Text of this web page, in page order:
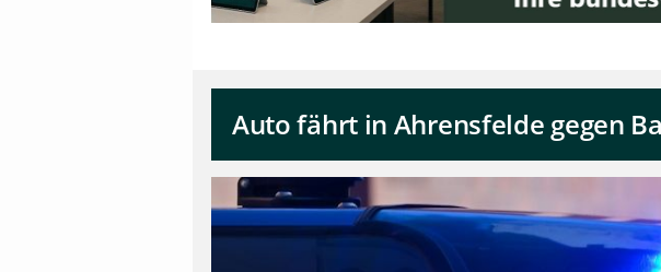
Auto fährt in Ahrensfelde gegen